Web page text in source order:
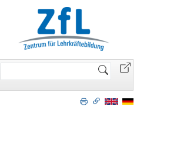
Website